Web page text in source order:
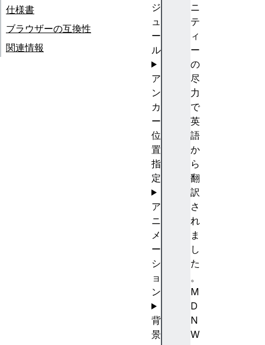
ニ
テ
ィ
ー
の
尽
力
で
英
語
か
ら
翻
訳
さ
れ
ま
し
た
。
M
D
N
W
仕様書
ブラウザーの互換性
関連情報
ジ
ュ
ー
ル
ア
ン
カ
ー
位
置
指
定
ア
ニ
メ
ー
シ
ョ
ン
背
景